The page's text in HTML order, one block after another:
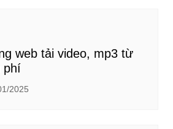
web tải video, mp3 từ
phí
2025